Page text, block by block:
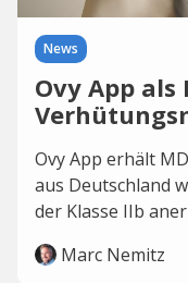
News
Ovy App
Ovy App erhält
aus Deutschland
der Klasse IIb
Marc Nemitz